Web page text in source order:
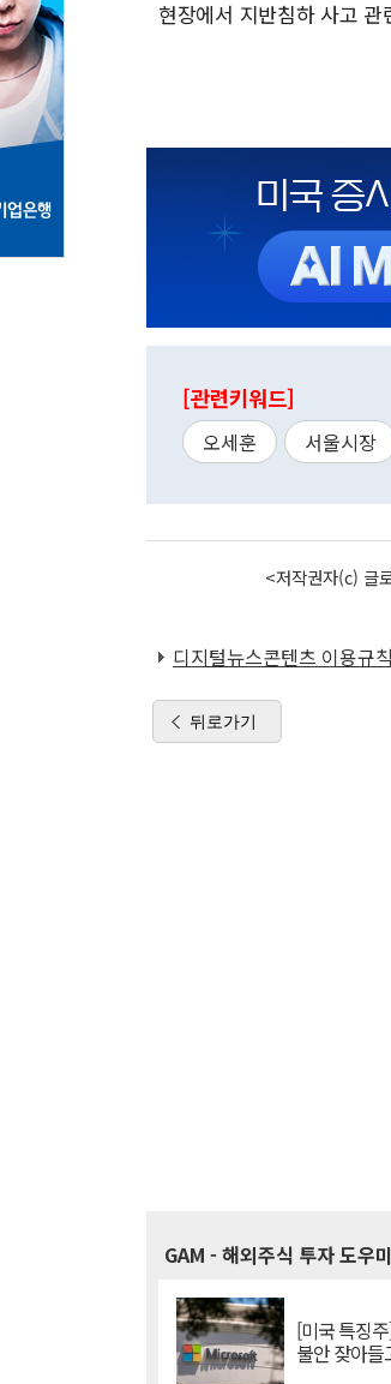
현장에서 지반침하 사고
[관련키워드]
오세훈 서울시장
<저작권자(c) 글
디지털뉴스콘텐츠 이용규
뒤로가기
GAM - 해외주식 투자 도우미
[미국 특징
불안 잦아